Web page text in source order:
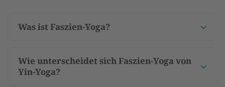
Was ist Faszien-Yoga?
Wie unterscheidet sich Faszien-Yoga von
Yin-Yoga?